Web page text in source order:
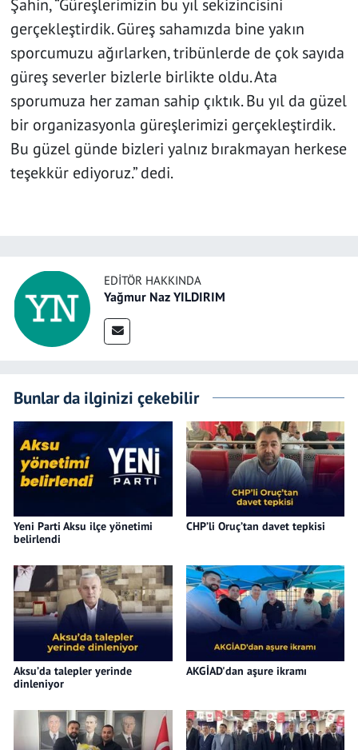
Şahin, “Güreşlerimizin bu yıl sekizincisini
gerçekleştirdik. Güreş sahamızda bine yakın
sporcumuzu ağırlarken, tribünlerde de çok sayıda
güreş severler bizlerle birlikte oldu. Ata
sporumuza her zaman sahip çıktık. Bu yıl da güzel
bir organizasyonla güreşlerimizi gerçekleştirdik.
Bu güzel günde bizleri yalnız bırakmayan herkese
teşekkür ediyoruz.” dedi.
EDITÖR HAKKINDA
Yağmur Naz YILDIRIM
Bunlar da ilginizi çekebilir
Yeni Parti Aksu ilçe yönetimi
belirlendi
CHP’li Oruç’tan davet tepkisi
Aksu’da talepler yerinde
dinleniyor
AKGİAD'dan aşure ikramı